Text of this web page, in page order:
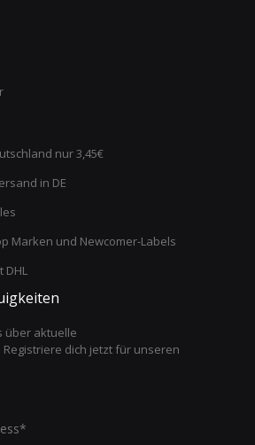
nur 3,45€
in DE
Marken und Newcomer-Labels
DHL
über aktuelle
dich jetzt für unseren